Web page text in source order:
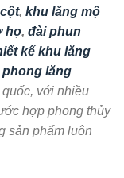
, khu lăng mộ
họ, đài phun
kế khu lăng
lăng
với nhiều
hợp phong thủy
sản phẩm luôn